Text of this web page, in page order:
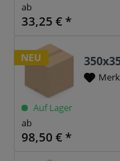
ab
33,25 € *
NEU
Auf Lager
ab
98,50 € *